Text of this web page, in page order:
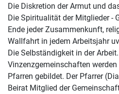
Die Diskretion der Armut und
Die Spiritualität der Mitglieder -
Ende jeder Zusammenkunft,
Wallfahrt in jedem Arbeitsjahr
Die Selbständigkeit in der
Vinzenzgemeinschaften werden
Pfarren gebildet. Der Pfarrer
Beirat Mitglied der